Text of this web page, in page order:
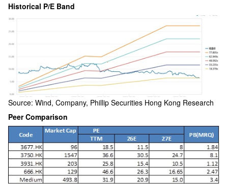
Historical P/E Band
Source: Wind, Company, Phillip Securities Hong Kong Research
Peer Comparison